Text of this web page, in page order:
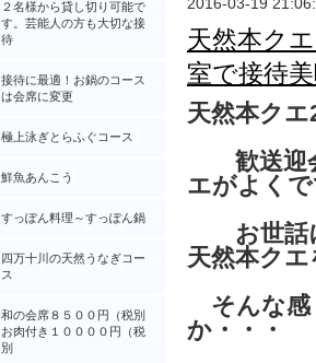
天然本ク
室で接待
天然本ク
歓送迎
エがよく
お世話
天然本クエ
そんな感
か・・・
２名様から貸し切り可能で
す。芸能人の方も大切な接
待
接待に最適！お鍋のコース
は会席に変更
極上泳ぎとらふぐコース
鮮魚あんこう
すっぽん料理～すっぽん鍋
四万十川の天然うなぎコー
ス
和の会席８５００円（税別
お肉付き１００００円（税
別